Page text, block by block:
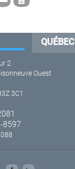
QUÉBEC
2
Ouest
3C1
8597